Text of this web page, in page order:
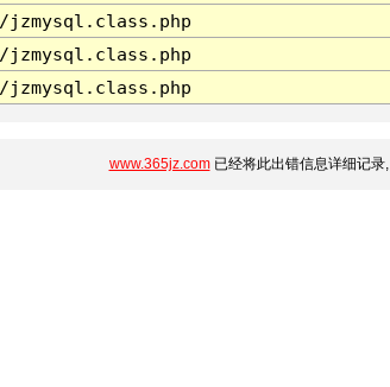
www.365jz.com已经将此出错信息详细记录